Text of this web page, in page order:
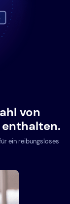
von
ein reibungsloses